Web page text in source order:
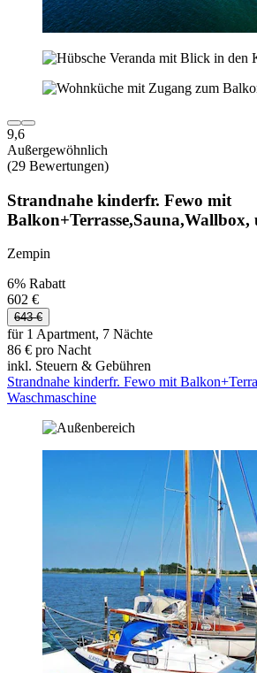
9,6
Außergewöhnlich
(29 Bewertungen)
Strandnahe kinderfr. Fewo mit
Balkon+Terrasse,Sauna,Wallbox,
Zempin
6% Rabatt
602 €
643 €
für 1 Apartment, 7 Nächte
86 € pro Nacht
inkl. Steuern & Gebühren
Strandnahe kinderfr. Fewo mit
Waschmaschine